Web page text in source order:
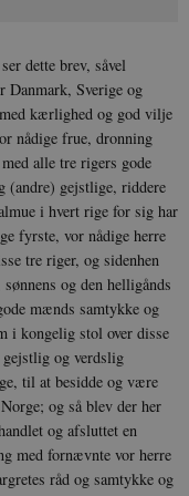
dette brev, såvel
Danmark, Sverige og
kærlighed og god vilje
nådige frue, dron­ning
alle tre rigers gode
(andre) gejstlige, riddere
i hvert rige for sig har
fyrste, vor nådige herre
tre riger, og sidenhen
og den helligånds
mænds samtykke og
i kongelig stol over disse
og verdslig
til at besidde og være
og så blev der her
og afsluttet en
med fornævnte vor herre
råd og samtykke og